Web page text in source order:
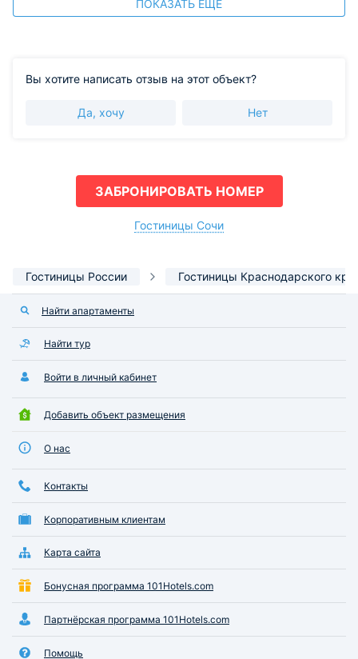
ПОКАЗАТЬ ЕЩЕ
Вы хотите написать отзыв на этот объект?
Да, хочу Нет
ЗАБРОНИРОВАТЬ НОМЕР
Гостиницы Сочи
Гостиницы России Гостиницы Краснодарского
Найти апартаменты
Найти тур
Войти в личный кабинет
Добавить объект размещения
О нас
Контакты
Корпоративным клиентам
Карта сайта
Бонусная программа 101Hotels.com
Партнёрская программа 101Hotels.com
Помощь